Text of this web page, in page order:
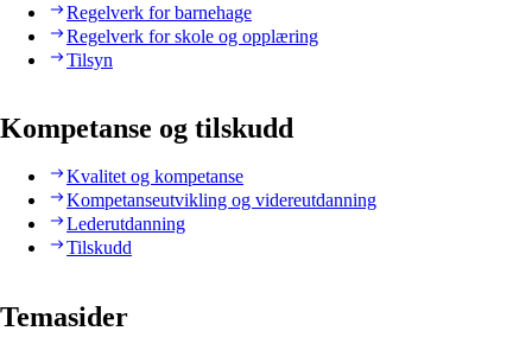
Regelverk for barnehage
Regelverk for skole og opplæring
Tilsyn
Kompetanse og tilskudd
Kvalitet og kompetanse
Kompetanseutvikling og videreutdanning
Lederutdanning
Tilskudd
Temasider